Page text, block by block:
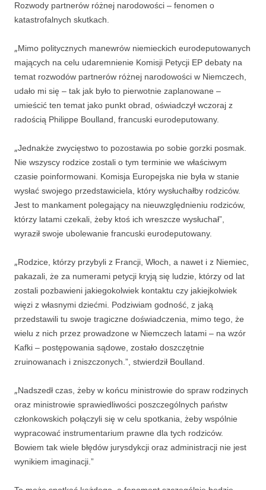
Rozwody partnerów różnej narodowości – fenomen o
katastrofalnych skutkach.
„Mimo politycznych manewrów niemieckich eurodeputowanych
mających na celu udaremnienie Komisji Petycji EP debaty na
temat rozwodów partnerów różnej narodowości w Niemczech,
udało mi się – tak jak było to pierwotnie zaplanowane –
umieścić ten temat jako punkt obrad, oświadczył wczoraj z
radością Philippe Boulland, francuski eurodeputowany.
„Jednakże zwycięstwo to pozostawia po sobie gorzki posmak.
Nie wszyscy rodzice zostali o tym terminie we właściwym
czasie poinformowani. Komisja Europejska nie była w stanie
wysłać swojego przedstawiciela, który wysłuchałby rodziców.
Jest to mankament polegający na nieuwzględnieniu rodziców,
którzy latami czekali, żeby ktoś ich wreszcze wysłuchał”,
wyraził swoje ubolewanie francuski eurodeputowany.
„Rodzice, którzy przybyli z Francji, Włoch, a nawet i z Niemiec,
pakazali, że za numerami petycji kryją się ludzie, którzy od lat
zostali pozbawieni jakiegokolwiek kontaktu czy jakiejkolwiek
więzi z własnymi dziećmi. Podziwiam godność, z jaką
przedstawili tu swoje tragiczne doświadczenia, mimo tego, że
wielu z nich przez prowadzone w Niemczech latami – na wzór
Kafki – postępowania sądowe, zostało doszczętnie
zruinowanach i zniszczonych.”, stwierdził Boulland.
„Nadszedł czas, żeby w końcu ministrowie do spraw rodzinych
oraz ministrowie sprawiedliwości poszczególnych państw
członkowskich połączyli się w celu spotkania, żeby wspólnie
wypracować instrumentarium prawne dla tych rodziców.
Bowiem tak wiele błędów jurysdykcji oraz administracji nie jest
wynikiem imaginacji.”